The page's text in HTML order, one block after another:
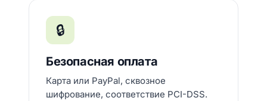
🔒
Безопасная оплата
Карта или PayPal, сквозное
шифрование, соответствие PCI-DSS.